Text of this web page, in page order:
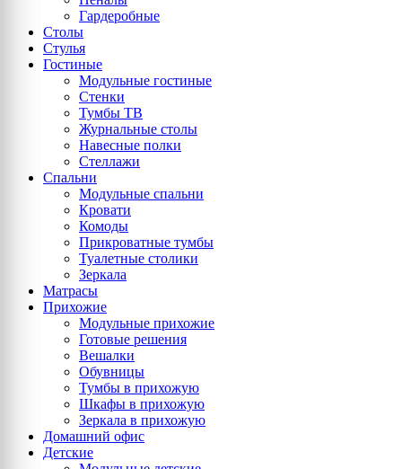
Гардеробные
Столы
Стулья
Гостиные
Модульные гостиные
Стенки
Тумбы ТВ
Журнальные столы
Навесные полки
Стеллажи
Спальни
Модульные спальни
Кровати
Комоды
Прикроватные тумбы
Туалетные столики
Зеркала
Матрасы
Прихожие
Модульные прихожие
Готовые решения
Вешалки
Обувницы
Тумбы в прихожую
Шкафы в прихожую
Зеркала в прихожую
Домашний офис
Детские